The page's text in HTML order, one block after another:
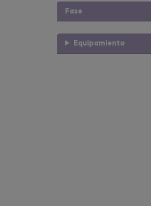
Fase
Equipamiento